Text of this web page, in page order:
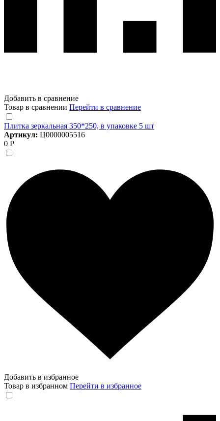
Добавить в сравнение
Товар в сравнении Перейти в сравнение
Плитка зеркальная 350*250, в упаковке 5 шт
Артикул: Ц0000005516
0 Р
Добавить в избранное
Товар в избранном Перейти в избранное